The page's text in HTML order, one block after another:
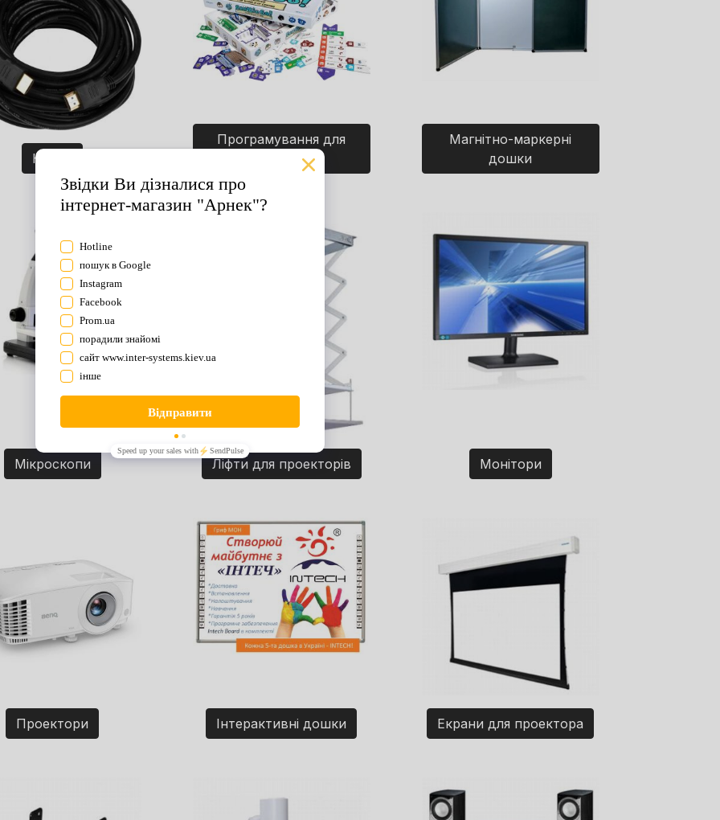
Кабелі
Програмування для
дітей. Ігри.
Магнітно-маркерні
дошки
Мікроскопи Ліфти для проекторів Монітори
Проектори Інтерактивні дошки Екрани для проектора